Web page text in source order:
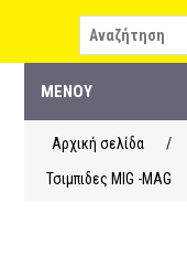
ΜΕΝΟΎ
Αρχική σελίδα /
Τσιμπιδες MIG -MAG